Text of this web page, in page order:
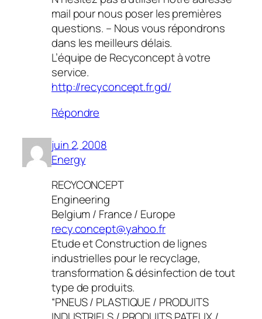
mail pour nous poser les premières
questions. – Nous vous répondrons
dans les meilleurs délais.
L’équipe de Recyconcept à votre
service.
http://recyconcept.fr.gd/
Répondre
juin 2, 2008
Energy
RECYCONCEPT
Engineering
Belgium / France / Europe
recy.concept@yahoo.fr
Etude et Construction de lignes
industrielles pour le recyclage,
transformation & désinfection de tout
type de produits.
“PNEUS / PLASTIQUE / PRODUITS